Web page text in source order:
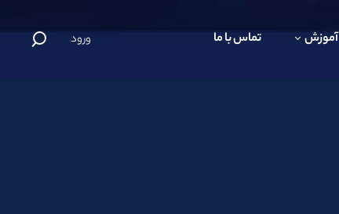
آموزش تماس با ما ورود